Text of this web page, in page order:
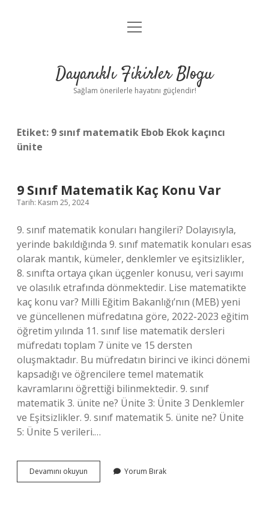
Anasayfa
Yasal Uyarı
menüyü
Dayanıklı Fikirler Blogu
Sağlam önerilerle hayatını güçlendir!
Etiket: 9 sınıf matematik Ebob Ekok kaçıncı
ünite
9 Sınıf Matematik Kaç Konu Var
Tarih: Kasım 25, 2024
9. sınıf matematik konuları hangileri? Dolayısıyla,
yerinde bakıldığında 9. sınıf matematik konuları esas
olarak mantık, kümeler, denklemler ve eşitsizlikler,
8. sınıfta ortaya çıkan üçgenler konusu, veri sayımı
ve olasılık etrafında dönmektedir. Lise matematikte
kaç konu var? Milli Eğitim Bakanlığı’nın (MEB) yeni
ve güncellenen müfredatına göre, 2022-2023 eğitim
öğretim yılında 11. sınıf lise matematik dersleri
müfredatı toplam 7 ünite ve 15 dersten
oluşmaktadır. Bu müfredatın birinci ve ikinci dönemi
kapsadığı ve öğrencilere temel matematik
kavramlarını öğrettiği bilinmektedir. 9. sınıf
matematik 3. ünite ne? Ünite 3: Ünite 3 Denklemler
ve Eşitsizlikler. 9. sınıf matematik 5. ünite ne? Ünite
5: Ünite 5 verileri.…
Devamını okuyun
Sınıf
Yorum Bırak